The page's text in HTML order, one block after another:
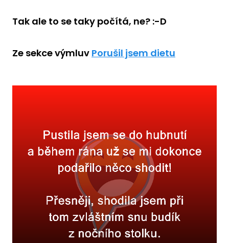
Tak ale to se taky počítá, ne? :-D
Ze sekce výmluv Porušil jsem dietu